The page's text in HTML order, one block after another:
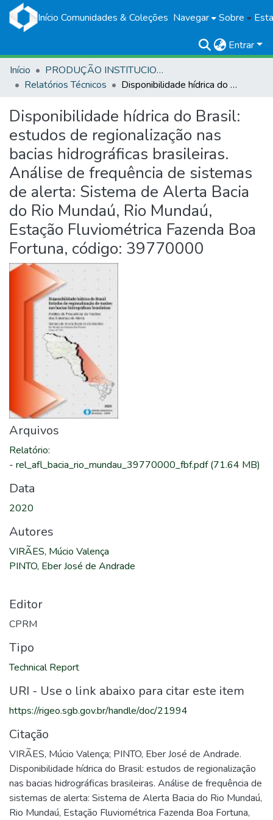
Início Comunidades & Coleções Navegar Sobre
Entrar
Início
PRODUÇÃO INSTITUCIONAL
Relatórios Técnicos
Disponibilidade hídrica do Brasil: estudos de regionalização nas bacias hidrográficas brasileiras. Análise de frequência de sistemas de alerta: Sistema de Alerta Bacia do Rio Mundaú, Rio Mundaú, Estação Fluviométrica Fazenda Boa Fortuna, código: 39770000
Disponibilidade hídrica do Brasil:
estudos de regionalização nas
bacias hidrográficas brasileiras.
Análise de frequência de sistemas
de alerta: Sistema de Alerta Bacia
do Rio Mundaú, Rio Mundaú,
Estação Fluviométrica Fazenda Boa
Fortuna, código: 39770000
Arquivos
Relatório:
- rel_afl_bacia_rio_mundau_39770000_fbf.pdf(71.64 MB)
Data
2020
Autores
VIRÃES, Múcio Valença
PINTO, Eber José de Andrade
Editor
CPRM
Tipo
Technical Report
URI - Use o link abaixo para citar este item
https://rigeo.sgb.gov.br/handle/doc/21994
Citação
VIRÃES, Múcio Valença; PINTO, Eber José de Andrade.
Disponibilidade hídrica do Brasil: estudos de regionalização
nas bacias hidrográficas brasileiras. Análise de frequência de
sistemas de alerta: Sistema de Alerta Bacia do Rio Mundaú,
Rio Mundaú, Estação Fluviométrica Fazenda Boa Fortuna,